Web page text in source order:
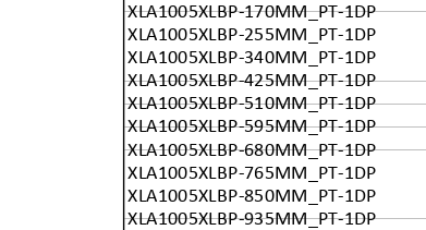
XLA1005XLBP-170MM_PT-1DP
XLA1005XLBP-255MM_PT-1DP
XLA1005XLBP-340MM_PT-1DP
XLA1005XLBP-425MM_PT-1DP
XLA1005XLBP-510MM_PT-1DP
XLA1005XLBP-595MM_PT-1DP
XLA1005XLBP-680MM_PT-1DP
XLA1005XLBP-765MM_PT-1DP
XLA1005XLBP-850MM_PT-1DP
XLA1005XLBP-935MM_PT-1DP